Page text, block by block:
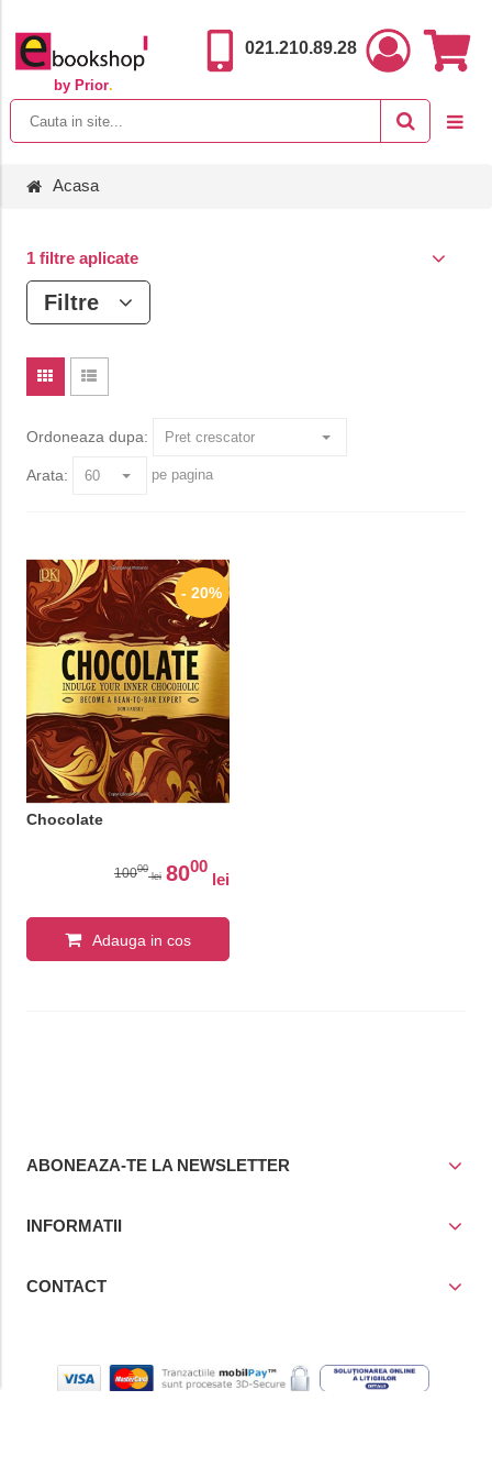
by Prior.
021.210.89.28
Acasa
1 filtre aplicate
Filtre
Ordoneaza dupa:
Arata: pe pagina
- 20%
Chocolate
10000
lei 8000
lei
Adauga in cos
ABONEAZA-TE LA NEWSLETTER
INFORMATII
CONTACT